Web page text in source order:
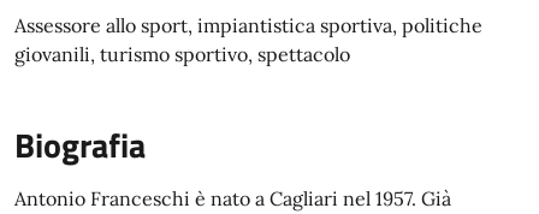
Assessore allo sport, impiantistica sportiva, politiche
giovanili, turismo sportivo, spettacolo
Biografia
Antonio Franceschi è nato a Cagliari nel 1957. Già